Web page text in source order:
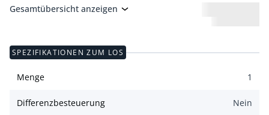
Gesamtübersicht anzeigen
SPEZIFIKATIONEN ZUM LOS
Menge 1
Differenzbesteuerung Nein